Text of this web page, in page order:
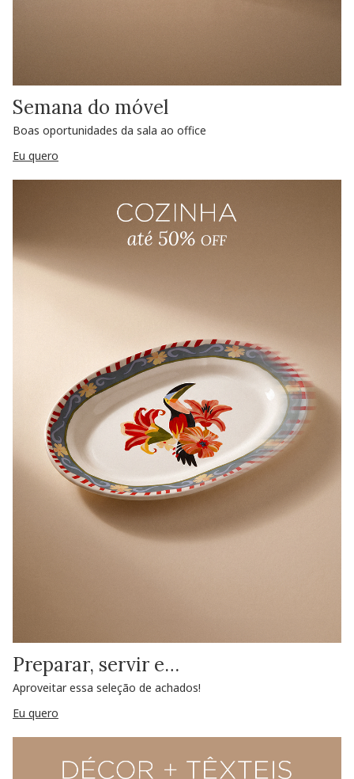
Semana do móvel
Boas oportunidades da sala ao office
Eu quero
Preparar, servir e…
Aproveitar essa seleção de achados!
Eu quero